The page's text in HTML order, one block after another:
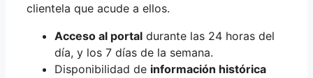
clientela que acude a ellos.
Acceso al portal durante las 24 horas del
día, y los 7 días de la semana.
Disponibilidad de información histórica